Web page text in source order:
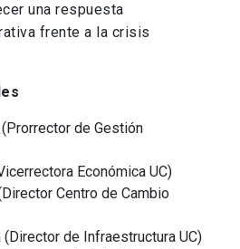
una respuesta
frente a la crisis
de Gestión
Económica UC)
Centro de Cambio
de Infraestructura UC)